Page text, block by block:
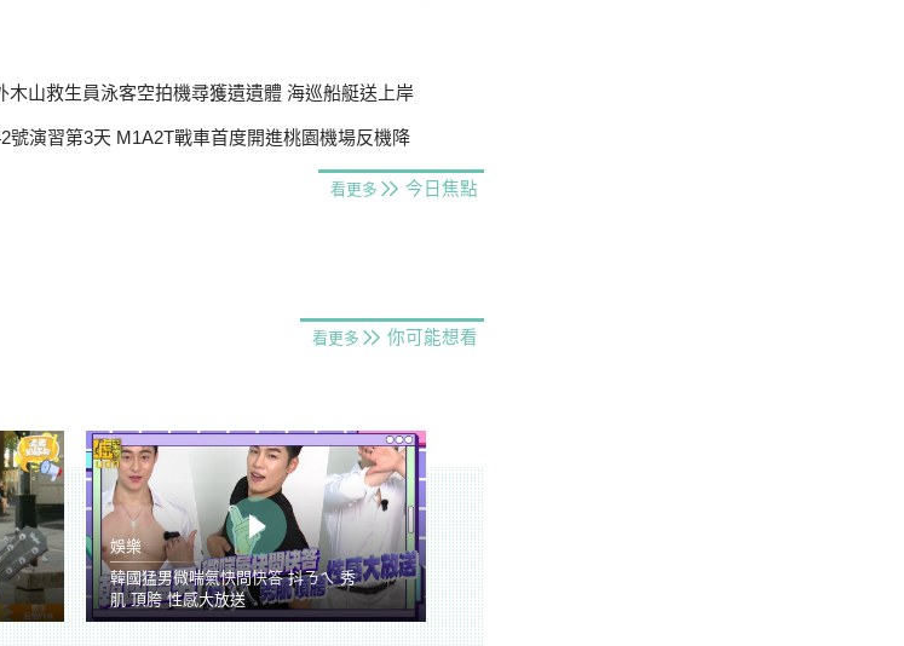
木山救生員泳客空拍機尋獲遺遺體 海巡船艇送上岸
號演習第3天 M1A2T戰車首度開進桃園機場反機降
看更多 今日焦點
看更多 你可能想看
娛樂
韓國猛男微喘氣快問快答 抖ㄋㄟ 秀
肌 頂胯 性感大放送